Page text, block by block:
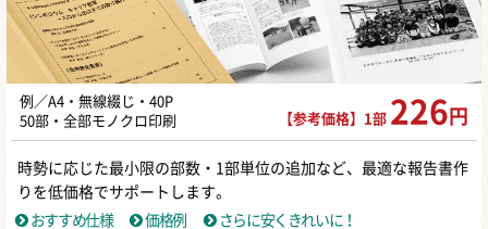
例／A4・無線綴じ・40P
50部・全部モノクロ印刷
【参考価格】1部 226 円
時勢に応じた最小限の部数・1部単位の追加など、最適な報告書作
りを低価格でサポートします。
おすすめ仕様
価格例 さらに安くきれいに！